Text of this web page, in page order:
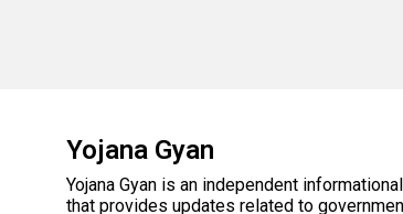
Yojana Gyan
Yojana Gyan is an independent
that provides updates related to